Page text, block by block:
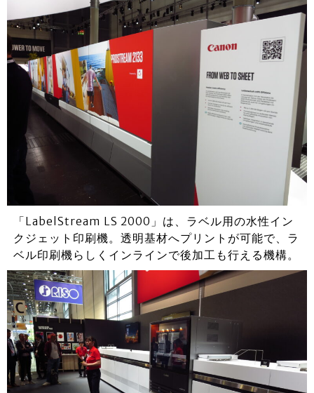
「LabelStream LS 2000」は、ラベル用の水性イン
クジェット印刷機。透明基材へプリントが可能で、ラ
ベル印刷機らしくインラインで後加工も行える機構。